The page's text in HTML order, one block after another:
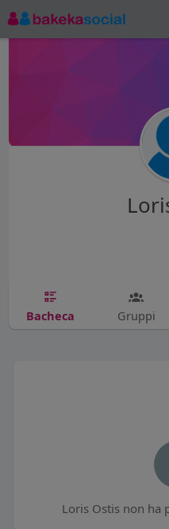
Bacheca Gruppi
Loris Ostis non ha